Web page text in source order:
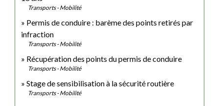
Transports - Mobilité
Permis de conduire : barème des points retirés par
infraction
Transports - Mobilité
Récupération des points du permis de conduire
Transports - Mobilité
Stage de sensibilisation à la sécurité routière
Transports - Mobilité